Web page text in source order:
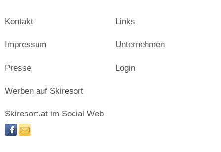
Kontakt
Impressum
Presse
Links
Unternehmen
Login
Werben auf Skiresort
Skiresort.at im Social Web
facebooknewsletter